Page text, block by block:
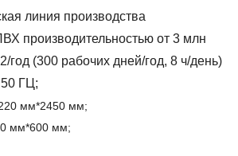
линия производства
производительностью от 3 млн
год (300 рабочих дней/год, 8 ч/день)
ГЦ;
мм*2450 мм;
мм*600 мм;